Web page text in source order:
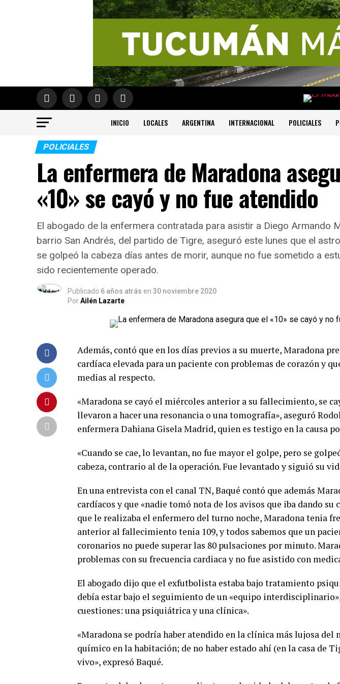
INICIO LOCALES ARGENTINA INTERNACIONAL POLICIALES
POLICIALES
La enfermera de Maradona
«10» se cayó y no fue atendido
El abogado de la enfermera contratada para asistir a Diego Armando
barrio San Andrés, del partido de Tigre, aseguró este lunes que el
se golpeó la cabeza días antes de morir, aunque no fue sometido a
sido recientemente operado.
Publicado 6 años atrás en 30 noviembre 2020
PorAilén Lazarte
Además, contó que en los días previos a su muerte, Maradona
cardíaca elevada para un paciente con problemas de corazón y
medias al respecto.
«Maradona se cayó el miércoles anterior a su fallecimiento, se
llevaron a hacer una resonancia o una tomografía», aseguró
enfermera Dahiana Gisela Madrid, quien es testigo en la causa
«Cuando se cae, lo levantan, no fue mayor el golpe, pero se
cabeza, contrario al de la operación. Fue levantado y siguió su
En una entrevista con el canal TN, Baqué contó que además
cardíacos y que «nadie tomó nota de los avisos que iba dando su
que le realizaba el enfermero del turno noche, Maradona tenia
anterior al fallecimiento tenia 109, y todos sabemos que un
coronarios no puede superar las 80 pulsaciones por minuto.
problemas con su frecuencia cardiaca y no fue asistido con
El abogado dijo que el exfutbolista estaba bajo tratamiento
debía estar bajo el seguimiento de un «equipo
cuestiones: una psiquiátrica y una clínica».
«Maradona se podría haber atendido en la clínica más lujosa del
químico en la habitación; de no haber estado ahí (en la casa de
vivo», expresó Baqué.